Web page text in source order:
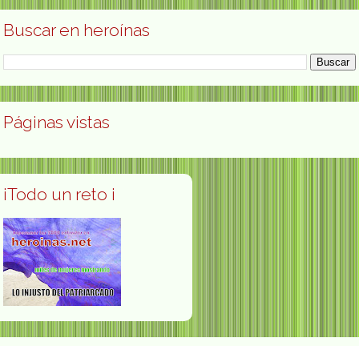
Buscar en heroínas
Páginas vistas
¡Todo un reto ¡